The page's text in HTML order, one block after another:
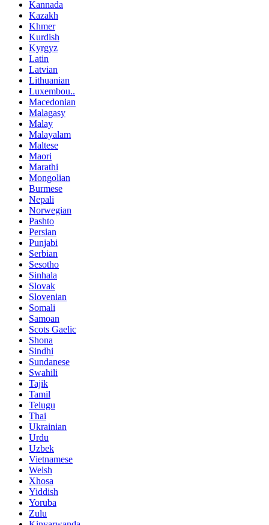
Kannada
Kazakh
Khmer
Kurdish
Kyrgyz
Latin
Latvian
Lithuanian
Luxembou..
Macedonian
Malagasy
Malay
Malayalam
Maltese
Maori
Marathi
Mongolian
Burmese
Nepali
Norwegian
Pashto
Persian
Punjabi
Serbian
Sesotho
Sinhala
Slovak
Slovenian
Somali
Samoan
Scots Gaelic
Shona
Sindhi
Sundanese
Swahili
Tajik
Tamil
Telugu
Thai
Ukrainian
Urdu
Uzbek
Vietnamese
Welsh
Xhosa
Yiddish
Yoruba
Zulu